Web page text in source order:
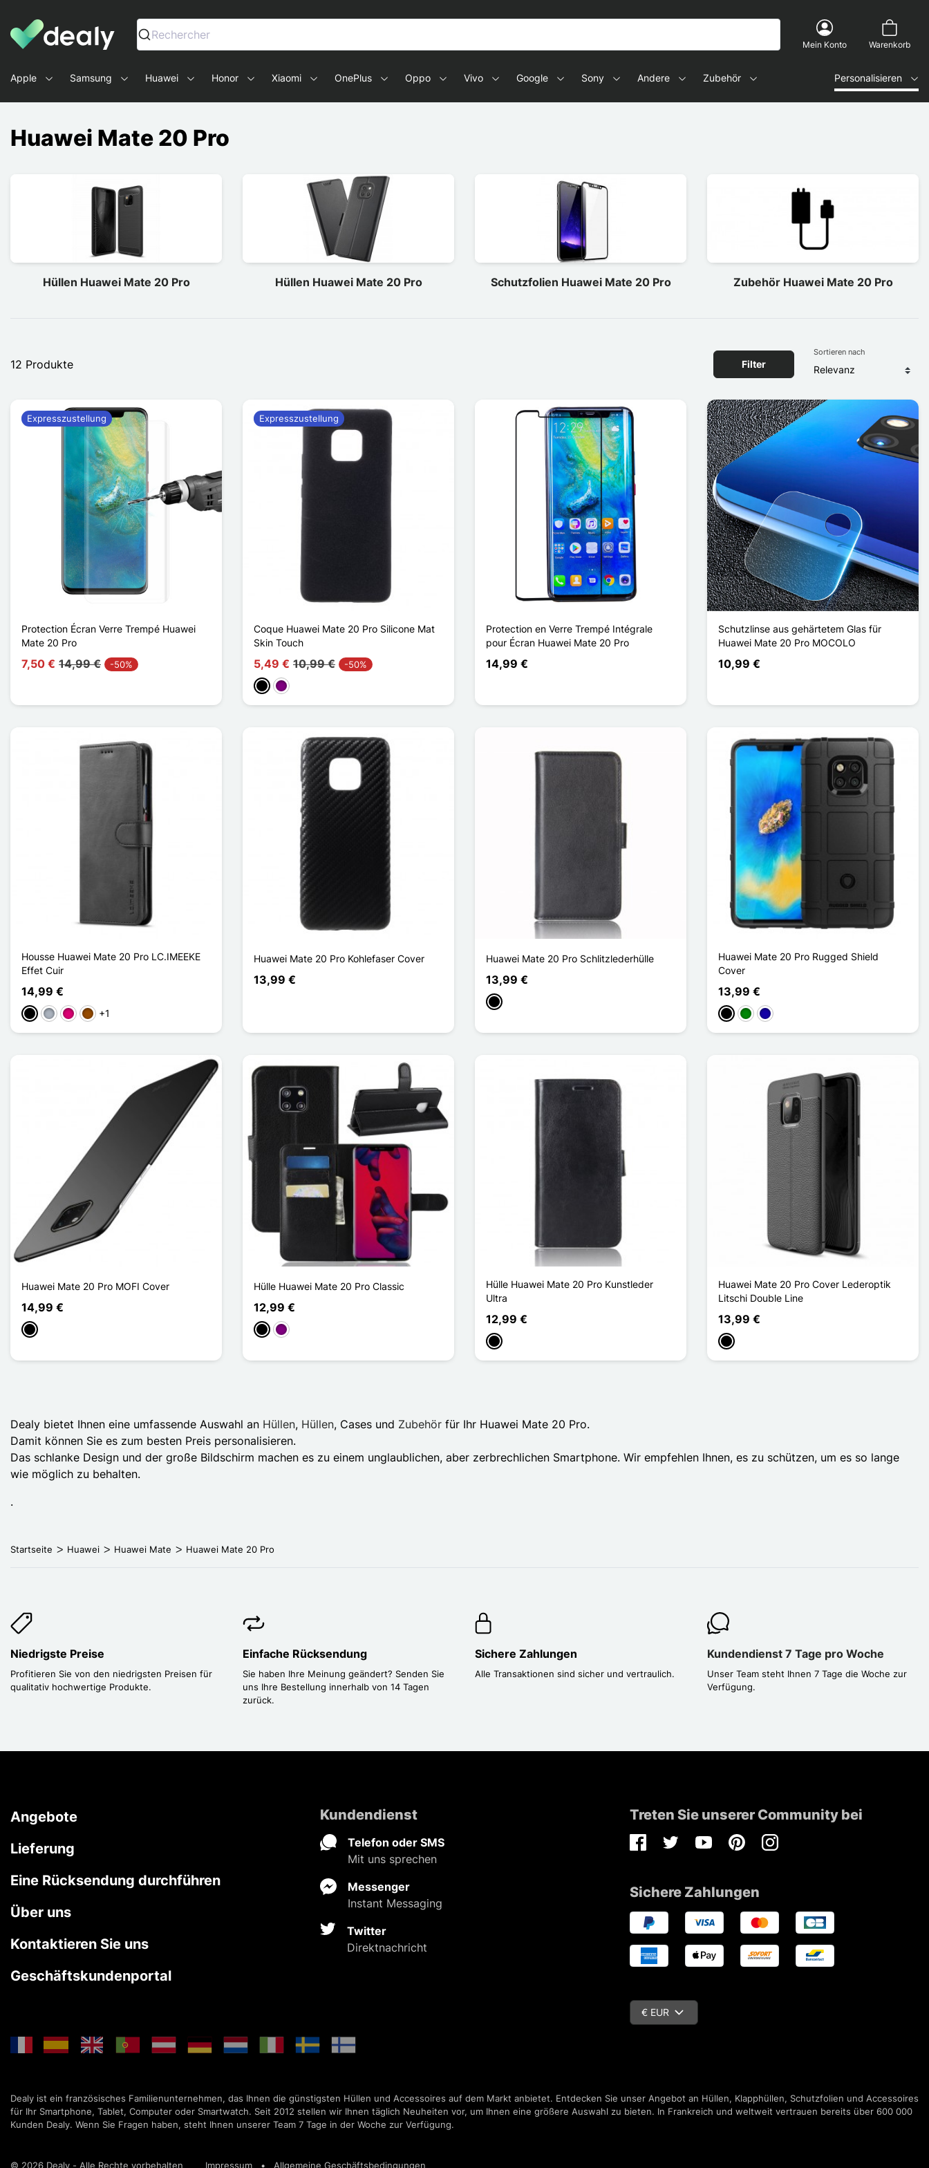
Dealy - Hüllen und Zubehör für Smartphones und Tablets
Rechercher
Mein Konto Warenkorb
Apple Samsung Huawei Honor Xiaomi OnePlus Oppo Vivo Google Sony Andere Zubehör Personalisieren
Huawei Mate 20 Pro
Hüllen Huawei Mate 20 Pro Hüllen Huawei Mate 20 Pro Schutzfolien Huawei Mate 20 Pro Zubehör Huawei Mate 20 Pro
12 Produkte Filter
Sortieren nach
Protection Écran Verre Trempé Huawei
Mate 20 Pro
7,50 € 14,99 € -50%
Expresszustellung
Coque Huawei Mate 20 Pro Silicone Mat
Skin Touch
5,49 € 10,99 € -50%
Schwarz
Violett
Expresszustellung
Protection en Verre Trempé Intégrale
pour Écran Huawei Mate 20 Pro
14,99 €
Schutzlinse aus gehärtetem Glas für
Huawei Mate 20 Pro MOCOLO
10,99 €
Housse Huawei Mate 20 Pro LC.IMEEKE
Effet Cuir
14,99 €
Schwarz
GrauMagenta
Braun
+1
Huawei Mate 20 Pro Kohlefaser Cover
13,99 €
Huawei Mate 20 Pro Schlitzlederhülle
13,99 €
Schwarz
Huawei Mate 20 Pro Rugged Shield
Cover
13,99 €
Schwarz
GrünDunkelblau
Huawei Mate 20 Pro MOFI Cover
14,99 €
Schwarz
Hülle Huawei Mate 20 Pro Classic
12,99 €
Schwarz
Violett
Hülle Huawei Mate 20 Pro Kunstleder
Ultra
12,99 €
Schwarz
Huawei Mate 20 Pro Cover Lederoptik
Litschi Double Line
13,99 €
Schwarz
Dealy bietet Ihnen eine umfassende Auswahl an Hüllen, Hüllen, Cases und Zubehör für Ihr Huawei Mate 20 Pro.
Damit können Sie es zum besten Preis personalisieren.
Das schlanke Design und der große Bildschirm machen es zu einem unglaublichen, aber zerbrechlichen Smartphone. Wir empfehlen Ihnen, es zu schützen, um es so lange
wie möglich zu behalten.
.
Startseite Huawei Huawei Mate Huawei Mate 20 Pro
Niedrigste Preise
Profitieren Sie von den niedrigsten Preisen für
qualitativ hochwertige Produkte.
Einfache Rücksendung
Sie haben Ihre Meinung geändert? Senden Sie
uns Ihre Bestellung innerhalb von 14 Tagen
zurück.
Sichere Zahlungen
Alle Transaktionen sind sicher und vertraulich.
Kundendienst 7 Tage pro Woche
Unser Team steht Ihnen 7 Tage die Woche zur
Verfügung.
Angebote
Lieferung
Eine Rücksendung durchführen
Über uns
Kontaktieren Sie uns
Geschäftskundenportal
Kundendienst
Telefon oder SMS
Mit uns sprechen
Messenger
Instant Messaging
Twitter
Direktnachricht
Treten Sie unserer Community bei
FacebookTwitterYoutubePinterestInstagram
Sichere Zahlungen
€ EUR
Dealy ist ein französisches Familienunternehmen, das Ihnen die günstigsten Hüllen und Accessoires auf dem Markt anbietet. Entdecken Sie unser Angebot an Hüllen, Klapphüllen, Schutzfolien und Accessoires
für Ihr Smartphone, Tablet, Computer oder Smartwatch. Seit 2012 stellen wir Ihnen täglich Neuheiten vor, um Ihnen eine größere Auswahl zu bieten. In Frankreich und weltweit vertrauen bereits über 600 000
Kunden Dealy. Wenn Sie Fragen haben, steht Ihnen unserer Team 7 Tage in der Woche zur Verfügung.
© 2026 Dealy - Alle Rechte vorbehalten Impressum • Allgemeine Geschäftsbedingungen